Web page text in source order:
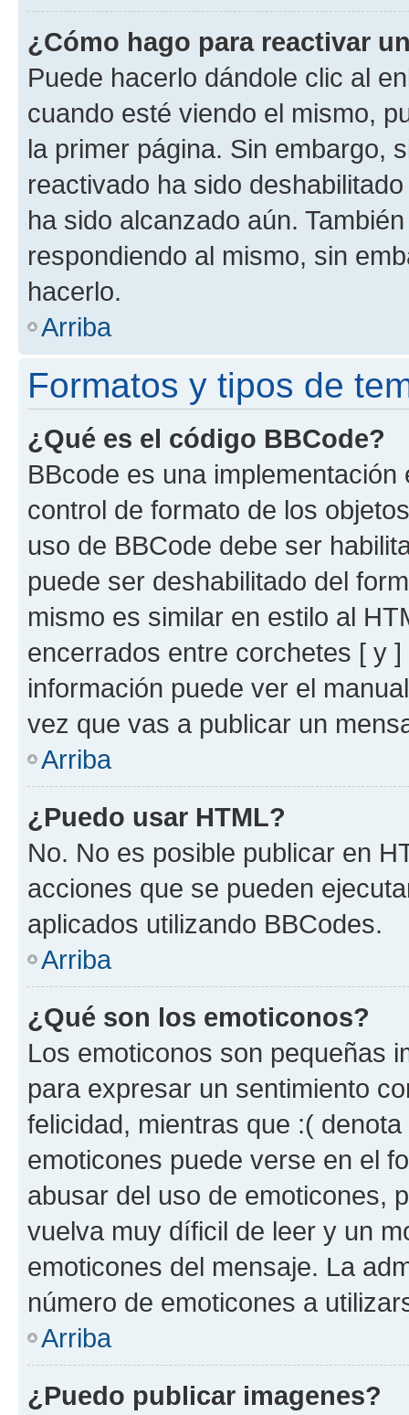
¿Cómo hago para reactivar
Puede hacerlo dándole clic al
cuando esté viendo el mismo,
la primer página. Sin embargo,
reactivado ha sido
ha sido alcanzado aún.
respondiendo al mismo, sin
hacerlo.
Arriba
Formatos y tipos de
¿Qué es el código BBCode?
BBcode es una
control de formato de los
uso de BBCode debe ser
puede ser deshabilitado del
mismo es similar en estilo al
encerrados entre corchetes [ y
información puede ver el
vez que vas a publicar un
Arriba
¿Puedo usar HTML?
No. No es posible publicar en
acciones que se pueden
aplicados utilizando BBCodes.
Arriba
¿Qué son los emoticonos?
Los emoticonos son pequeñas
para expresar un sentimiento
felicidad, mientras que :(
emoticones puede verse en el
abusar del uso de emoticones,
vuelva muy díficil de leer y un
emoticones del mensaje. La
número de emoticones a
Arriba
¿Puedo publicar imagenes?